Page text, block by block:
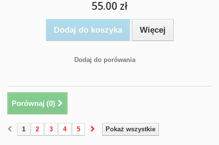
55.00 zł
Dodaj do koszyka Więcej
Dodaj do porówania
Porównaj (0)
Pokaż wszystkie
1 2 3 4 5